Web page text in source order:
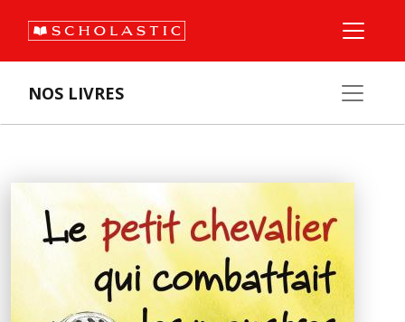
NOS LIVRES